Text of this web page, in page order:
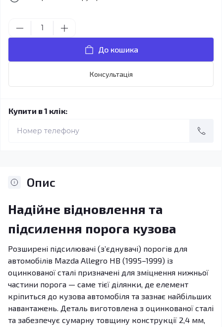
До кошика
Консультація
Купити в 1 клік:
Опис
Надійне відновлення та
підсилення порога кузова
Розширені підсилювачі (з’єднувачі) порогів для
автомобілів Mazda Allegro HB (1995–1999) із
оцинкованої сталі призначені для зміцнення нижньої
частини порога — саме тієї ділянки, де елемент
кріпиться до кузова автомобіля та зазнає найбільших
навантажень. Деталь виготовлена з оцинкованої сталі
та забезпечує сумарну товщину конструкції 2,4 мм,